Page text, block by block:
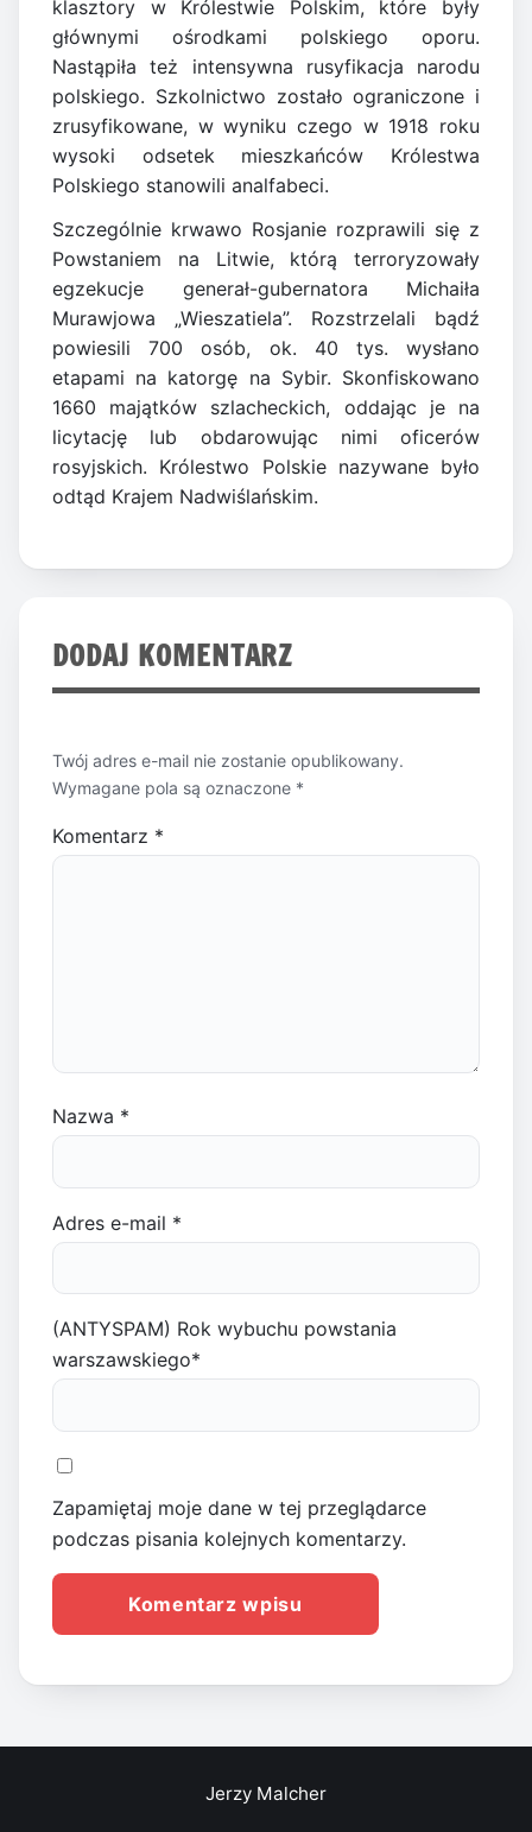
klasztory w Królestwie Polskim, które były
głównymi ośrodkami polskiego oporu.
Nastąpiła też intensywna rusyfikacja narodu
polskiego. Szkolnictwo zostało ograniczone i
zrusyfikowane, w wyniku czego w 1918 roku
wysoki odsetek mieszkańców Królestwa
Polskiego stanowili analfabeci.
Szczególnie krwawo Rosjanie rozprawili się z
Powstaniem na Litwie, którą terroryzowały
egzekucje generał-gubernatora Michaiła
Murawjowa „Wieszatiela”. Rozstrzelali bądź
powiesili 700 osób, ok. 40 tys. wysłano
etapami na katorgę na Sybir. Skonfiskowano
1660 majątków szlacheckich, oddając je na
licytację lub obdarowując nimi oficerów
rosyjskich. Królestwo Polskie nazywane było
odtąd Krajem Nadwiślańskim.
DODAJ KOMENTARZ
Twój adres e-mail nie zostanie opublikowany.
Wymagane pola są oznaczone *
Komentarz *
Nazwa *
Adres e-mail *
(ANTYSPAM) Rok wybuchu powstania
warszawskiego*
Zapamiętaj moje dane w tej przeglądarce
podczas pisania kolejnych komentarzy.
Jerzy Malcher